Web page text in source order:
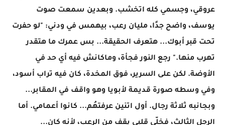
عروقي، وجسمي كله اتخشب. وبعدين سمعت صوت
يوسف، واضح جدًا، مليان رعب، بيهمس في ودني: "لو حفرت
تحت قبر أبوك... هتعرف الحقيقة... بس عمرك ما هتقدر
تهرب منها." رجع النور فجأة، وماكانش فيه أي حد في
الأوضة. لكن على السرير، فوق المخدة، كان فيه تراب أسود،
وفي وسطه صورة قديمة لأبويا وهو واقف في المقابر...
وبجانبه ثلاثة رجال. أول اتنين عرفتهُم... كانوا أعمامي. أما
الرجل الثالث، فخلّى قلبي يقف من الرعب، لأنه كان...